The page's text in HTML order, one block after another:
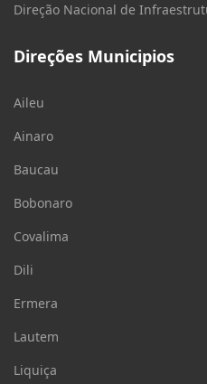
Direção Nacional de
Direções Municipios
Aileu
Ainaro
Baucau
Bobonaro
Covalima
Dili
Ermera
Lautem
Liquiça